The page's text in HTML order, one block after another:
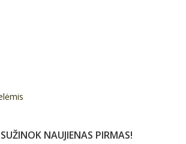
NAUJIENAS PIRMAS!